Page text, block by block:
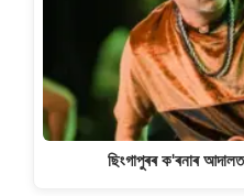
ছিংগাপুৰৰ ক'ৰনাৰ